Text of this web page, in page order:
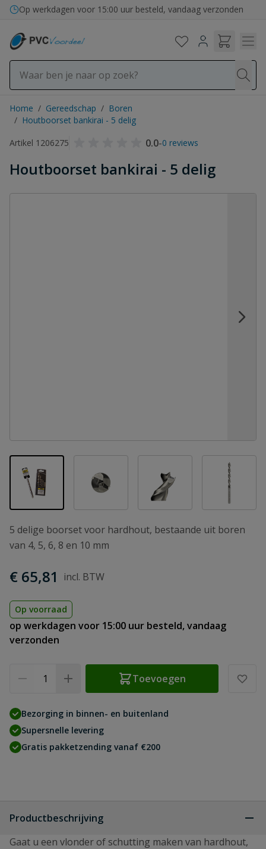
Ga naar de inhoud
Op werkdagen voor 15:00 uur besteld, vandaag verzonden
Home / Gereedschap / Boren
/ Houtboorset bankirai - 5 delig
Artikel 1206275
0.0-0 reviews
Houtboorset bankirai - 5 delig
View larger imageView
5 delige boorset voor hardhout, bestaande uit boren
van 4, 5, 6, 8 en 10 mm
€ 65,81
Op voorraad
op werkdagen voor 15:00 uur besteld, vandaag
verzonden
Toevoegen
Bezorging in binnen- en buitenland
Supersnelle levering
Gratis pakketzending vanaf €200
Productbeschrijving
Gaat u een vlonder of schutting maken van hardhout,